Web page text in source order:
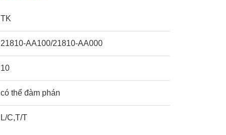
TK
21810-AA100/21810-AA000
10
có thể đàm phán
L/C,T/T